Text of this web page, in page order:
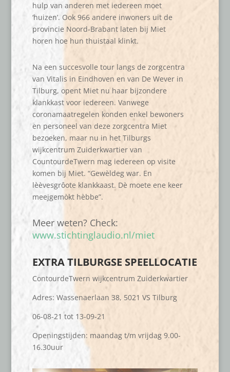
hulp van anderen met iedereen moet
‘huizen’. Ook 966 andere inwoners uit de
provincie Noord-Brabant laten bij Miet
horen hoe hun thuistaal klinkt.
Na een succesvolle tour langs de zorgcentra
van Vitalis in Eindhoven en van De Wever in
Tilburg, opent Miet nu haar bijzondere
klankkast voor iedereen. Vanwege
coronamaatregelen konden enkel bewoners
en personeel van deze zorgcentra Miet
bezoeken, maar nu in het Tilburgs
wijkcentrum Zuiderkwartier van
CountourdeTwern mag iedereen op visite
komen bij Miet. “Gewèldeg war. En
lèèvesgrôote klankkaast. Dè moete ene keer
meejgemòkt hèbbe”.
Meer weten? Check:
www.stichtinglaudio.nl/miet
EXTRA TILBURGSE SPEELLOCATIE
ContourdeTwern wijkcentrum Zuiderkwartier
Adres: Wassenaerlaan 38, 5021 VS Tilburg
06-08-21 tot 13-09-21
Openingstijden: maandag t/m vrijdag 9.00-
16.30uur